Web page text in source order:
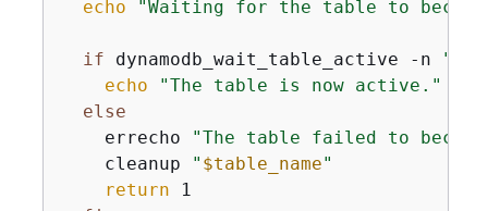
echo "Waiting for the table to
if dynamodb_wait_table_active -n "
echo
"The table is now active."
else
    errecho
"The table failed to
    cleanup
" $table_name"
return 1